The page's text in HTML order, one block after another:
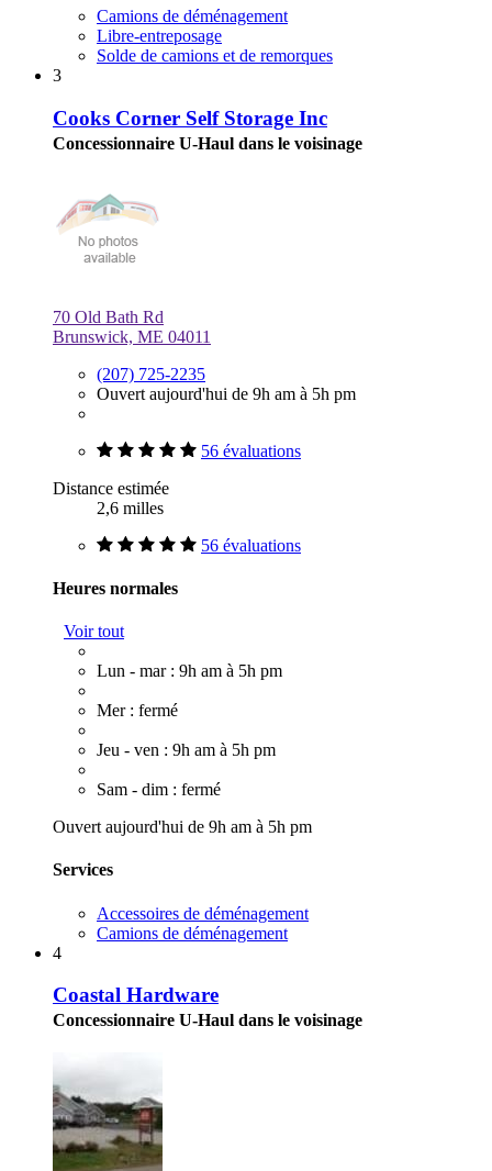
Camions de déménagement
Libre-entreposage
Solde de camions et de remorques
3
Cooks Corner Self Storage Inc
Concessionnaire U-Haul dans le voisinage
70 Old Bath Rd
Brunswick, ME 04011
(207) 725-2235
Ouvert aujourd'hui de 9h am à 5h pm
56 évaluations
Distance estimée
2,6 milles
56 évaluations
Heures normales
Voir tout
Lun - mar : 9h am à 5h pm
Mer : fermé
Jeu - ven : 9h am à 5h pm
Sam - dim : fermé
Ouvert aujourd'hui de 9h am à 5h pm
Services
Accessoires de déménagement
Camions de déménagement
4
Coastal Hardware
Concessionnaire U-Haul dans le voisinage